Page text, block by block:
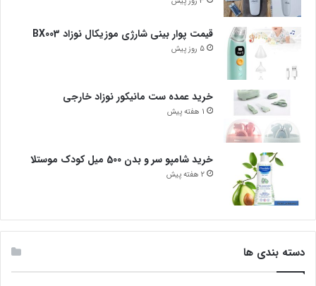
قیمت پوار بینی شارژی موزیکال نوزاد BX003
5 روز پیش
خرید عمده ست مانیکور نوزاد خارجی
1 هفته پیش
خرید شامپو سر و بدن 500 میل کودک موستلا
2 هفته پیش
دسته بندی ها